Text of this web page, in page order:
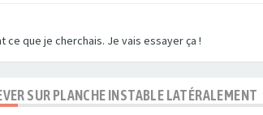
que je cherchais. Je vais essayer ça !
SUR PLANCHE INSTABLE LATÉRALEMENT